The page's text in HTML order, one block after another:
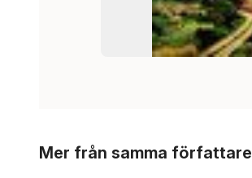
Mer från samma författare